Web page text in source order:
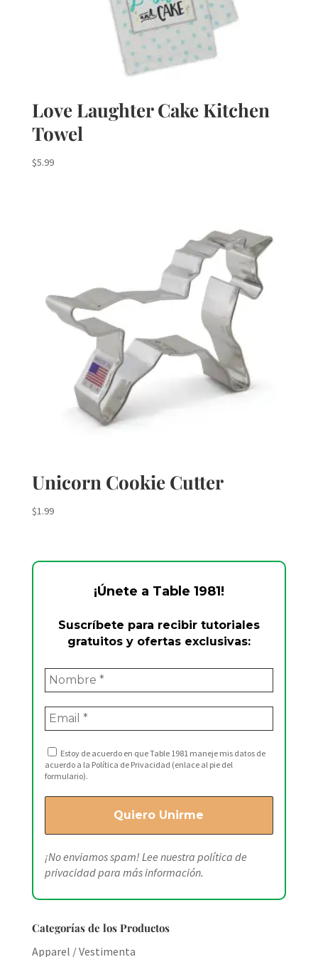
Love Laughter Cake Kitchen
Towel
$5.99
Unicorn Cookie Cutter
$1.99
¡Únete a Table 1981!
Suscríbete para recibir tutoriales
gratuitos y ofertas exclusivas:
Estoy de acuerdo en que Table 1981 maneje mis datos de
acuerdo a la Política de Privacidad (enlace al pie del
formulario).
¡No enviamos spam! Lee nuestra política de
privacidadpara más información.
Categorías de los Productos
Apparel / Vestimenta